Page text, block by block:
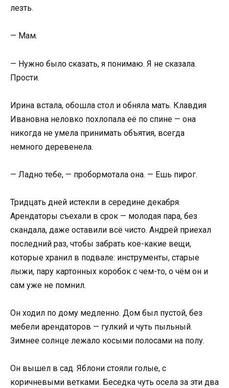
лезть.
— Мам.
— Нужно было сказать, я понимаю. Я не сказала.
Прости.
Ирина встала, обошла стол и обняла мать. Клавдия
Ивановна неловко похлопала её по спине — она
никогда не умела принимать объятия, всегда
немного деревенела.
— Ладно тебе, — пробормотала она. — Ешь пирог.
Тридцать дней истекли в середине декабря.
Арендаторы съехали в срок — молодая пара, без
скандала, даже оставили всё чисто. Андрей приехал
последний раз, чтобы забрать кое-какие вещи,
которые хранил в подвале: инструменты, старые
лыжи, пару картонных коробок с чем-то, о чём он и
сам уже не помнил.
Он ходил по дому медленно. Дом был пустой, без
мебели арендаторов — гулкий и чуть пыльный.
Зимнее солнце лежало косыми полосами на полу.
Он вышел в сад. Яблони стояли голые, с
коричневыми ветками. Беседка чуть осела за эти два